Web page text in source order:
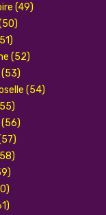
(49)
(52)
(53)
(54)
(56)